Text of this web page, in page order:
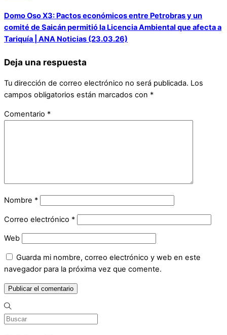
Domo Oso X3: Pactos económicos entre Petrobras y un
comité de Saicán permitió la Licencia Ambiental que afecta a
Tariquía | ANA Noticias (23.03.26)
Deja una respuesta
Tu dirección de correo electrónico no será publicada. Los
campos obligatorios están marcados con *
Comentario *
Nombre *
Correo electrónico *
Web
Guarda mi nombre, correo electrónico y web en este
navegador para la próxima vez que comente.